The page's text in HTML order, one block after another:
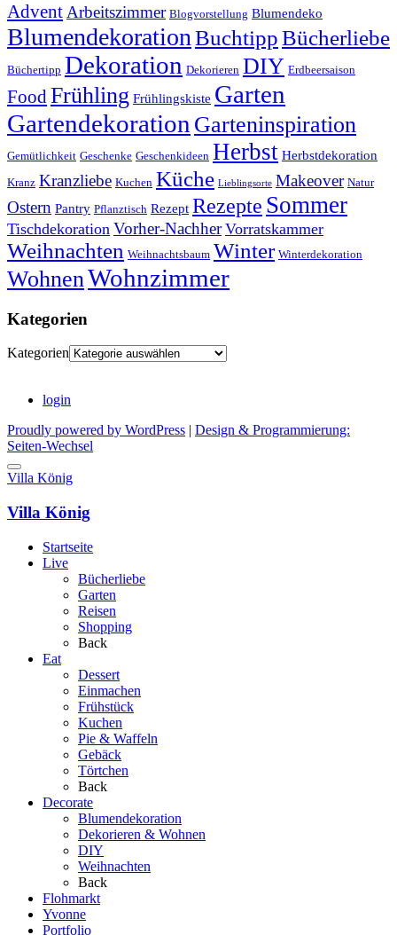
Advent Arbeitszimmer Blogvorstellung Blumendeko
Blumendekoration BuchtippBücherliebe
Büchertipp Dekoration Dekorieren DIY Erdbeersaison
FoodFrühling Frühlingskiste Garten
Gartendekoration Garteninspiration
Gemütlichkeit Geschenke Geschenkideen Herbst Herbstdekoration
Kranz Kranzliebe Kuchen Küche Lieblingsorte Makeover Natur
Ostern Pantry Pflanztisch Rezept Rezepte Sommer
Tischdekoration Vorher-Nachher Vorratskammer
Weihnachten Weihnachtsbaum Winter Winterdekoration
WohnenWohnzimmer
Kategorien
Kategorien
login
Proudly powered by WordPress
Design & Programmierung:
Seiten-Wechsel
Villa König
Villa König
Startseite
Live
Bücherliebe
Garten
Reisen
Shopping
Back
Eat
Dessert
Einmachen
Frühstück
Kuchen
Pie & Waffeln
Gebäck
Törtchen
Back
Decorate
Blumendekoration
Dekorieren & Wohnen
DIY
Weihnachten
Back
Flohmarkt
Yvonne
Portfolio